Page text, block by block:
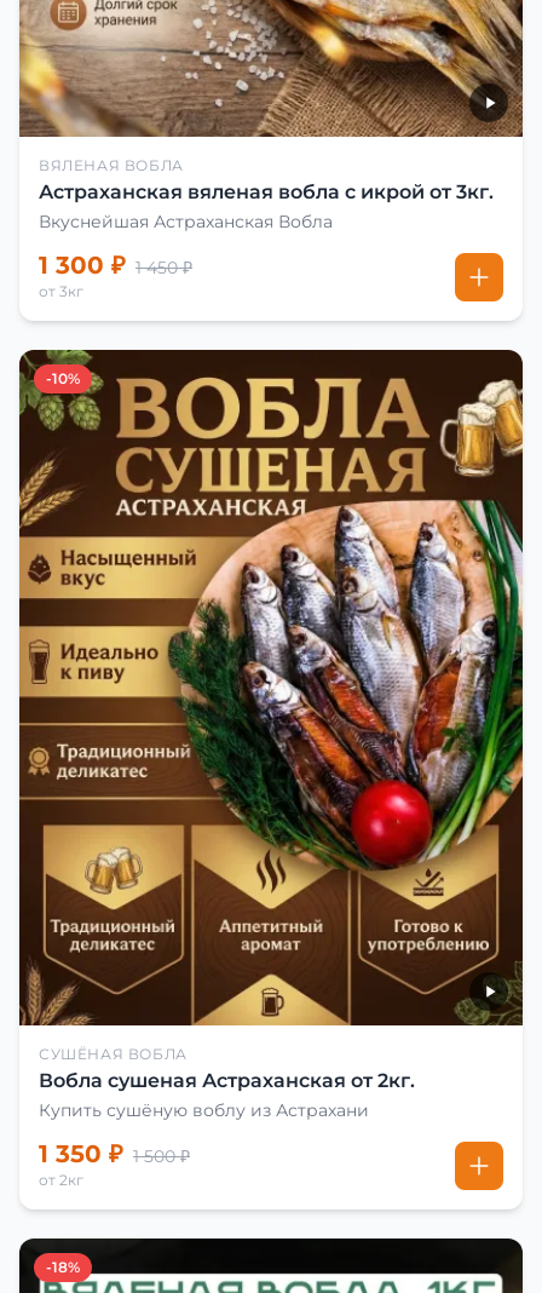
ВЯЛЕНАЯ ВОБЛА
Астраханская вяленая вобла с икрой от 3кг.
Вкуснейшая Астраханская Вобла
1 300 ₽ 1 450 ₽
от 3кг
-10%
СУШЁНАЯ ВОБЛА
Вобла сушеная Астраханская от 2кг.
Купить сушёную воблу из Астрахани
1 350 ₽ 1 500 ₽
от 2кг
-18%